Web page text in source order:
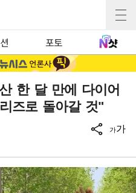
포토
한 달 만에 다이어
즈로 돌아갈 것"
가가